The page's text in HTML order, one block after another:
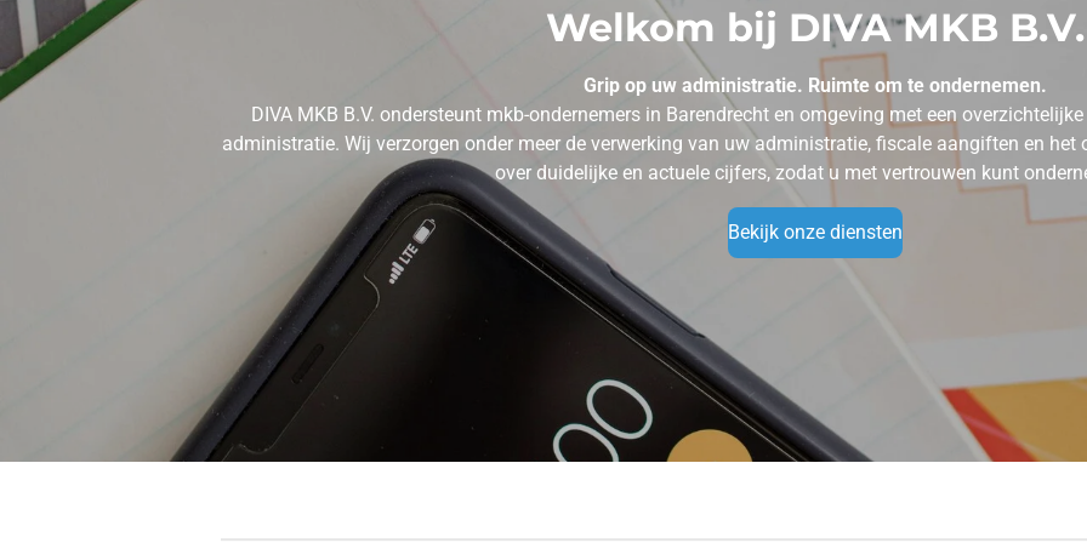
Welkom bij DIVA MKB B.V.
Grip op uw administratie. Ruimte om te ondernemen.
DIVA MKB B.V. ondersteunt mkb-ondernemers in Barendrecht en omgeving met een
administratie. Wij verzorgen onder meer de verwerking van uw administratie, fiscale aangiften en
over duidelijke en actuele cijfers, zodat u met vertrouwen kunt
Bekijk onze diensten